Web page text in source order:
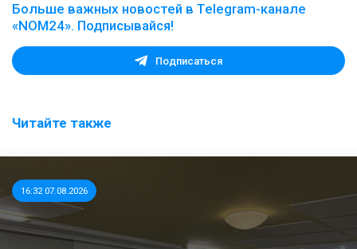
Больше важных новостей в Telegram-канале
«NOM24». Подписывайся!
Подписаться
Читайте также
16:32 07.08.2026